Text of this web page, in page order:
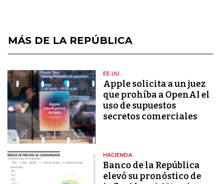
MÁS DE LA REPÚBLICA
EE.UU.
Apple solicita a un juez
que prohíba a OpenAI el
uso de supuestos
secretos comerciales
HACIENDA
Banco de la República
elevó su pronóstico de